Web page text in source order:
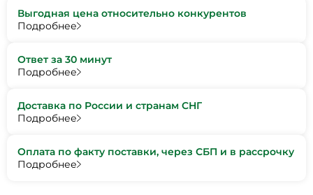
Выгодная цена относительно конкурентов
Подробнее
Ответ за 30 минут
Подробнее
Доставка по России и странам СНГ
Подробнее
Оплата по факту поставки, через СБП и в рассрочку
Подробнее